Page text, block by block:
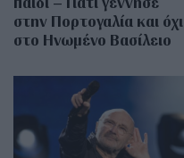
στην Πορτογαλία και όχι
στο Ηνωμένο Βασίλειο